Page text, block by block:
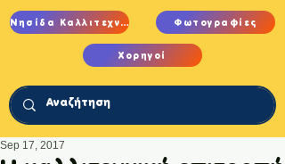
Νησίδα Καλλιτεχνών Φωτογραφίες
Χορηγοί
Sep 17, 2017